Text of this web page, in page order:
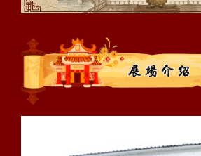
您所需要的送到您手上. <訂
話下單也可以~!
勿盜用相片.著作權法第92條:
示、公開口述、公開播送、
編輯、出租之方法侵害他人
處三年以下有期徒刑、 拘役